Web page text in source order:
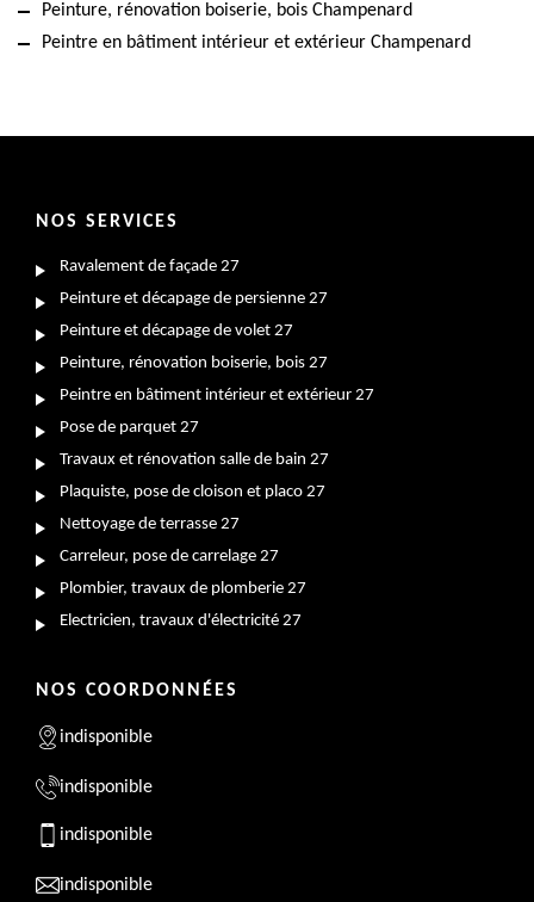
Peinture, rénovation boiserie, bois Champenard
Peintre en bâtiment intérieur et extérieur Champenard
NOS SERVICES
Ravalement de façade 27
Peinture et décapage de persienne 27
Peinture et décapage de volet 27
Peinture, rénovation boiserie, bois 27
Peintre en bâtiment intérieur et extérieur 27
Pose de parquet 27
Travaux et rénovation salle de bain 27
Plaquiste, pose de cloison et placo 27
Nettoyage de terrasse 27
Carreleur, pose de carrelage 27
Plombier, travaux de plomberie 27
Electricien, travaux d'électricité 27
NOS COORDONNÉES
indisponible
indisponible
indisponible
indisponible